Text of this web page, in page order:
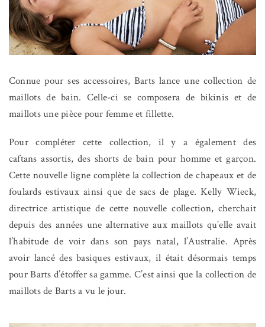
Connue pour ses accessoires, Barts lance une collection de
maillots de bain. Celle-ci se composera de bikinis et de
maillots une pièce pour femme et fillette.
Pour compléter cette collection, il y a également des
caftans assortis, des shorts de bain pour homme et garçon.
Cette nouvelle ligne complète la collection de chapeaux et de
foulards estivaux ainsi que de sacs de plage. Kelly Wieck,
directrice artistique de cette nouvelle collection, cherchait
depuis des années une alternative aux maillots qu’elle avait
l’habitude de voir dans son pays natal, l’Australie. Après
avoir lancé des basiques estivaux, il était désormais temps
pour Barts d’étoffer sa gamme. C’est ainsi que la collection de
maillots de Barts a vu le jour.